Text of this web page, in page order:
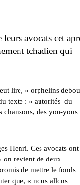
avocats cet
tchadien qui
lire, « orphelins
texte : « autorités du
des you-yous
Henri. Ces avocats ont
on revient de deux
de mettre le fonds
que, « nous allons